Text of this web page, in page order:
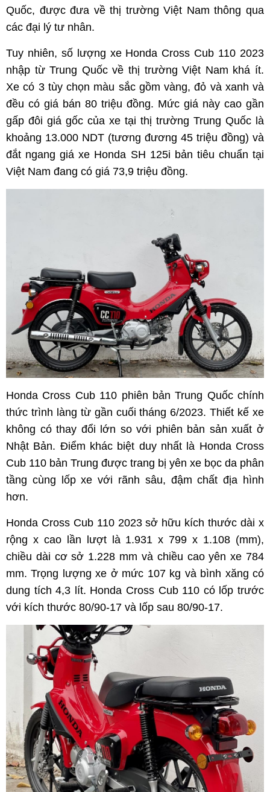
Quốc, được đưa về thị trường Việt Nam thông qua
các đại lý tư nhân.
Tuy nhiên, số lượng xe Honda Cross Cub 110 2023
nhập từ Trung Quốc về thị trường Việt Nam khá ít.
Xe có 3 tùy chọn màu sắc gồm vàng, đỏ và xanh và
đều có giá bán 80 triệu đồng. Mức giá này cao gần
gấp đôi giá gốc của xe tại thị trường Trung Quốc là
khoảng 13.000 NDT (tương đương 45 triệu đồng) và
đắt ngang giá xe Honda SH 125i bản tiêu chuẩn tại
Việt Nam đang có giá 73,9 triệu đồng.
Honda Cross Cub 110 phiên bản Trung Quốc chính
thức trình làng từ gần cuối tháng 6/2023. Thiết kế xe
không có thay đổi lớn so với phiên bản sản xuất ở
Nhật Bản. Điểm khác biệt duy nhất là Honda Cross
Cub 110 bản Trung được trang bị yên xe bọc da phân
tầng cùng lốp xe với rãnh sâu, đậm chất địa hình
hơn.
Honda Cross Cub 110 2023 sở hữu kích thước dài x
rộng x cao lần lượt là 1.931 x 799 x 1.108 (mm),
chiều dài cơ sở 1.228 mm và chiều cao yên xe 784
mm. Trọng lượng xe ở mức 107 kg và bình xăng có
dung tích 4,3 lít. Honda Cross Cub 110 có lốp trước
với kích thước 80/90-17 và lốp sau 80/90-17.